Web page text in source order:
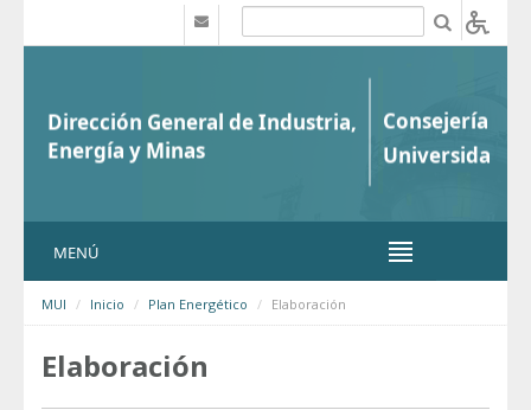
MENÚ
MUI Inicio Plan Energético Elaboración
Elaboración